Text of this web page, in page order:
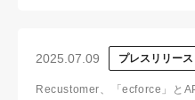
2025.07.09 プレスリリース
Recustomer、「ecforce」と